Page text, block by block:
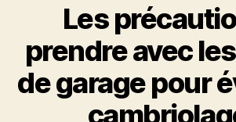
Les
prendre avec
de garage pour